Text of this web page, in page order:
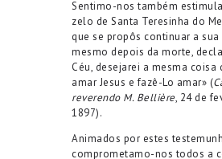
Sentimo-nos também
zelo de Santa Teresinha do
que se propôs continuar a sua
mesmo depois da morte,
Céu, desejarei a mesma coisa
amar Jesus e fazê-Lo amar» (
reverendo M. Bellière, 24 de
1897).
Animados por estes
comprometamo-nos todos a